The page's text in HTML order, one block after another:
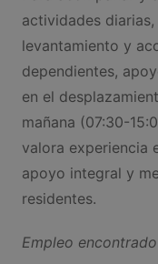
actividades
levantamiento y
dependientes,
en el
mañana (07:30-
valora experiencia
apoyo integral y
residentes.
Empleo